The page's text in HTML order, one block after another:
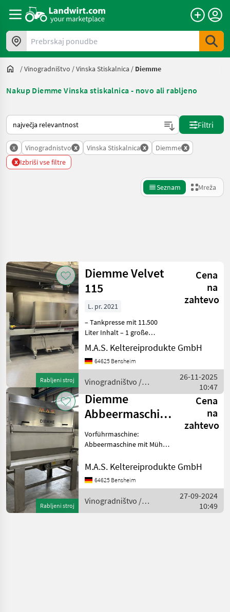
Prebrskaj ponudbe
/Vinogradništvo /Vinska Stiskalnica / Diemme
Nakup Diemme Vinska stiskalnica - novo ali rabljeno
Tako je razvrščeno na Landwirt.com
Filtri
x Vinogradnistvo x Vinska Stiskalnica x Diemme x
x Izbriši vse filtre
Seznam Mreža
Kategorija 4 Država Filtri
TRENUTNA
POT
Kmetijska
tehnika
Vinogradnistvo
Stiskalnica
Diemme
IZBERITE
KATEGORIJO
Scharfenberger
SKRLJ
Sraml
Ponastavi
Prikaži 2
rezultatov
Rabljeni stroj
Diemme Velvet
115
Cena
na
zahtevo
L. pr. 2021
– Tankpresse mit 11.500
Liter Inhalt – 1 große
Deckelöffnung –
Wascheinrichtung –
Saftpumpensteuerung –
Zentralbefüllung Vinograd
M.A.S. Keltereiprodukte GmbH
64625 Bensheim
Vinogradništvo /
Diemme
26-11-2025
10:47
Rabljeni stroj
Diemme
Abbeermaschine
Kappa 60
Cena
na
zahtevo
Vorführmaschine:
Abbeermaschine mit Mühle
Vorentsaftung
Vinogradništvo Vinska
stiskalnica
M.A.S. Keltereiprodukte GmbH
64625 Bensheim
Vinogradništvo /
Diemme
27-09-2024
10:49